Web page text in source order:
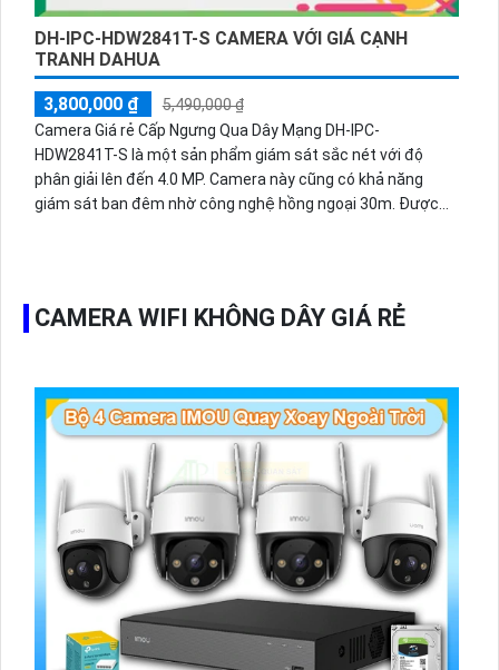
DH-IPC-HDW2841T-S CAMERA VỚI GIÁ CẠNH
TRANH DAHUA
3,800,000 ₫
5,490,000 ₫
Camera Giá rẻ Cấp Ngưng Qua Dây Mạng DH-IPC-
HDW2841T-S là một sản phẩm giám sát sắc nét với độ
phân giải lên đến 4.0 MP. Camera này cũng có khả năng
giám sát ban đêm nhờ công nghệ hồng ngoại 30m. Được
ảnh rõ ràng ngay cả trong điều kiện ánh sáng yếu. Với thiết
kế Dome Kim Loại, camera này còn được trang bị công
CAMERA WIFI KHÔNG DÂY GIÁ RẺ